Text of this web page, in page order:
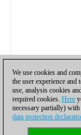
We use cookies and
the user experience
use, analysis cookies
required cookies. Here
necessary partially)
data protection